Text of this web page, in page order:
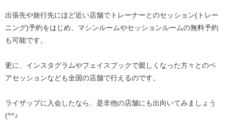
出張先や旅行先にほど近い店舗でトレーナーとのセッション(トレー
ニング)予約をはじめ、マシンルームやセッションルームの無料予約
も可能です。
更に、インスタグラムやフェイスブックで親しくなった方々とのペ
アセッションなども全国の店舗で行えるのです。
ライザップに入会したなら、是非他の店舗にも出向いてみましょう
(^^♪